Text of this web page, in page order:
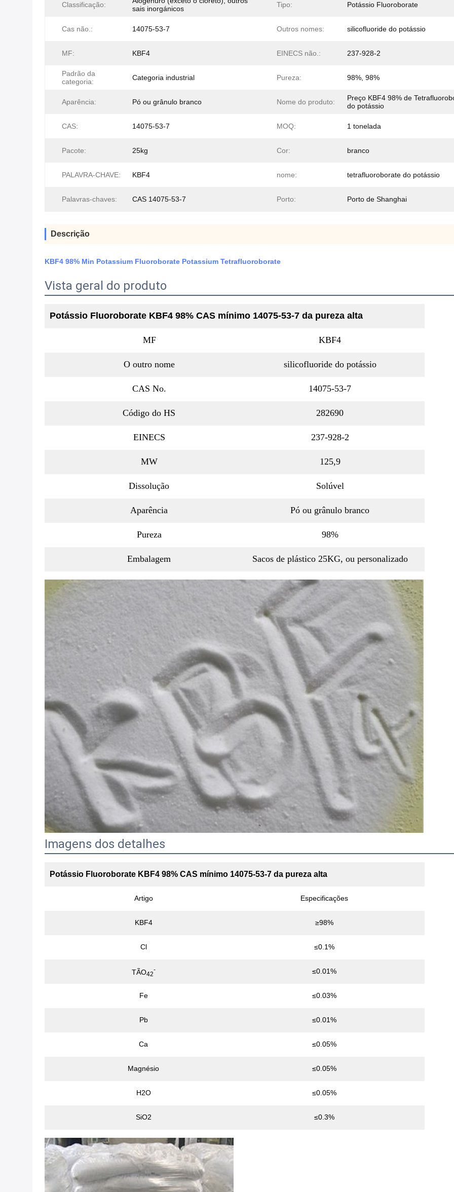
Classificação:
sais inorgánicos
Tipo: Potássio Fluoroborate
Cas não.: 14075-53-7 Outros nomes: silicofluoride do potássio
MF: KBF4 EINECS não.: 237-928-2
Padrão da
categoria:
Categoria industrial Pureza: 98%, 98%
Aparência: Pó ou grânulo branco Nome do produto:
Preço KBF4 98% de
do potássio
CAS: 14075-53-7 MOQ: 1 tonelada
Pacote: 25kg Cor: branco
PALAVRA-CHAVE: KBF4 nome: tetrafluoroborate do potássio
Palavras-chaves: CAS 14075-53-7 Porto: Porto de Shanghai
Descrição
KBF4 98% Min Potassium Fluoroborate Potassium Tetrafluoroborate
Vista geral do produto
Potássio Fluoroborate KBF4 98% CAS mínimo 14075-53-7 da pureza alta
MF KBF4
O outro nome silicofluoride do potássio
CAS No. 14075-53-7
Código do HS 282690
EINECS 237-928-2
MW 125,9
Dissolução Solúvel
Aparência Pó ou grânulo branco
Pureza 98%
Embalagem Sacos de plástico 25KG, ou personalizado
Imagens dos detalhes
Potássio Fluoroborate KBF4 98% CAS mínimo 14075-53-7 da pureza alta
Artigo Especificações
KBF4 ≥98%
Cl ≤0.1%
TÃO42
- ≤0.01%
Fe ≤0.03%
Pb ≤0.01%
Ca ≤0.05%
Magnésio ≤0.05%
H2O ≤0.05%
SiO2 ≤0.3%